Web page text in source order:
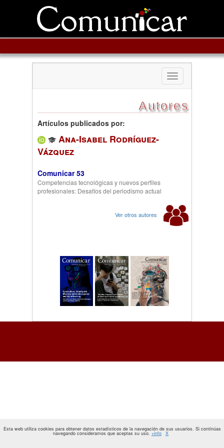
Toggle
navigation
Autores
Artículos publicados por:
Ana-Isabel Rodríguez-
Vázquez
Comunicar 53
Competencias tecnológicas y nuevos perfiles
profesionales: Desafíos del periodismo actual
Ver otros autores
Esta web utiliza cookies para obtener datos estadísticos de la navegación de sus usuarios. Si continúas
navegando consideramos que aceptas su uso. +info X